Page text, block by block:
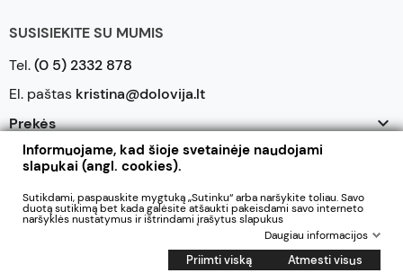
SUSISIEKITE SU MUMIS
Tel.(0 5) 2332 878
El. paštas kristina@dolovija.lt
Prekės

Mūsų įmonė
Jūsų paskyra
2026 © UAB Dolovija. Visos teisės saugomos
Informuojame, kad šioje svetainėje naudojami
slapukai (angl. cookies).
Sutikdami, paspauskite mygtuką „Sutinku“ arba naršykite toliau. Savo
duotą sutikimą bet kada galėsite atšaukti pakeisdami savo interneto
naršyklės nustatymus ir ištrindami įrašytus slapukus
Daugiau informacijos
Priimti viską Atmesti visus